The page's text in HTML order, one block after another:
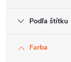
Podľa štítku
Farba